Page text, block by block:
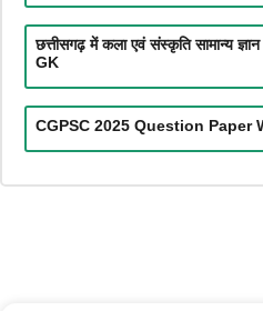
छत्तीसगढ़ में कला एवं संस्कृति सामान्य
GK
CGPSC 2025 Question Paper